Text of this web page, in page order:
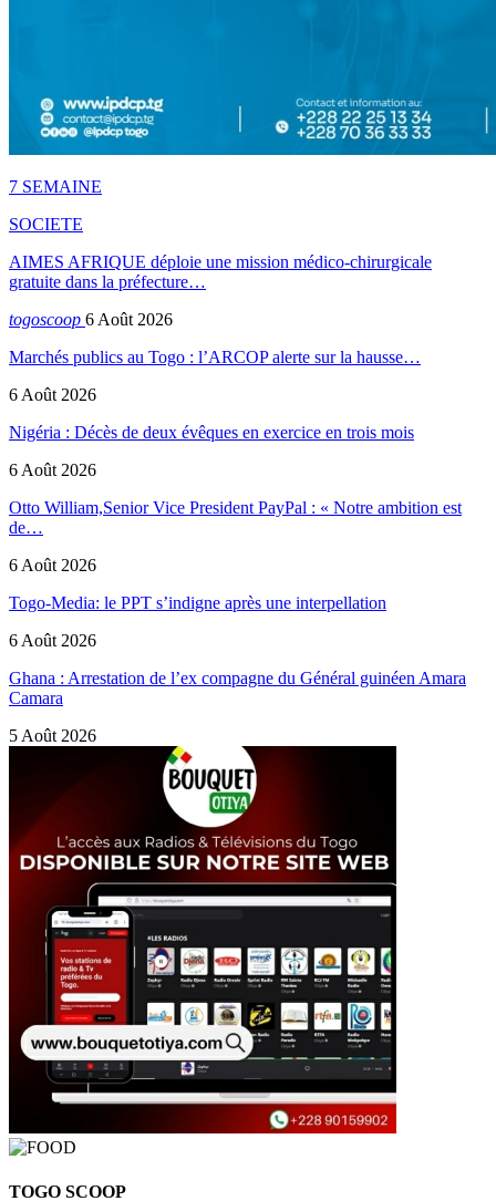
7 SEMAINE
SOCIETE
AIMES AFRIQUE déploie une mission médico-chirurgicale
gratuite dans la préfecture…
togoscoop 6 Août 2026
Marchés publics au Togo : l’ARCOP alerte sur la hausse…
6 Août 2026
Nigéria : Décès de deux évêques en exercice en trois mois
6 Août 2026
Otto William,Senior Vice President PayPal : « Notre ambition est
de…
6 Août 2026
Togo-Media: le PPT s’indigne après une interpellation
6 Août 2026
Ghana : Arrestation de l’ex compagne du Général guinéen Amara
Camara
5 Août 2026
TOGO SCOOP